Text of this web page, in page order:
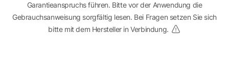
Garantieanspruchs führen. Bitte vor der Anwendung die
Gebrauchsanweisung sorgfältig lesen. Bei Fragen setzen Sie sich
bitte mit dem Hersteller in Verbindung.